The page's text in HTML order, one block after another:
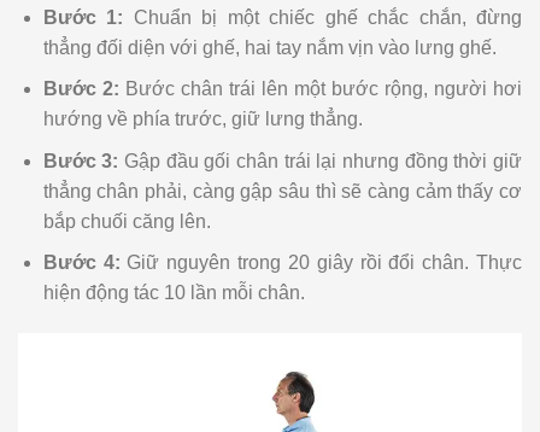
Bước 1: Chuẩn bị một chiếc ghế chắc chắn, đừng
thẳng đối diện với ghế, hai tay nắm vịn vào lưng ghế.
Bước 2: Bước chân trái lên một bước rộng, người hơi
hướng về phía trước, giữ lưng thẳng.
Bước 3: Gập đầu gối chân trái lại nhưng đồng thời giữ
thẳng chân phải, càng gập sâu thì sẽ càng cảm thấy cơ
bắp chuối căng lên.
Bước 4: Giữ nguyên trong 20 giây rồi đổi chân. Thực
hiện động tác 10 lần mỗi chân.